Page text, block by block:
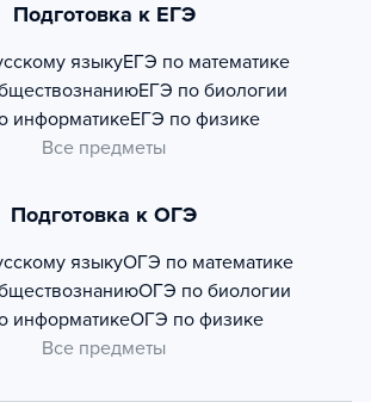
Подготовка к ЕГЭ
языкуЕГЭ по математике
ЕГЭ по биологии
информатикеЕГЭ по физике
Все предметы
Подготовка к ОГЭ
языкуОГЭ по математике
ОГЭ по биологии
информатикеОГЭ по физике
Все предметы